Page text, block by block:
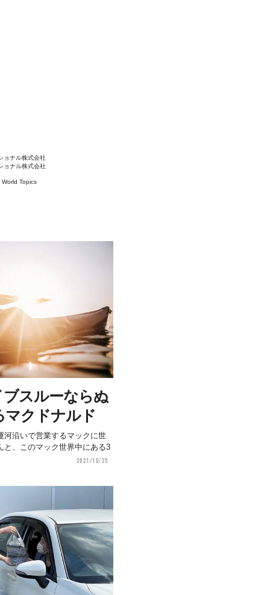
ョナル株式会社
ョナル株式会社
World Topics
スルーならぬ
マクドナルド
河沿いで営業するマックに世
と、このマック世界中にある3
2021/10/25